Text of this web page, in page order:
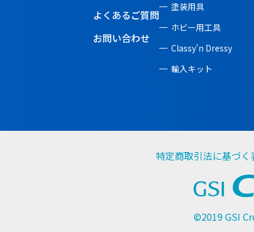
よくあるご質問
お問い合わせ
塗装用具
ホビー用工具
Classy'n Dressy
輸入キット
特定商取引法に基づく
©2019 GSI